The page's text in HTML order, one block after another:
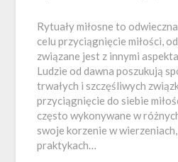
Rytuały miłosne to
celu przyciągnięcie miłości,
związane jest z innymi
Ludzie od dawna poszukują
trwałych i szczęśliwych
przyciągnięcie do siebie
często wykonywane w
swoje korzenie w
praktykach…